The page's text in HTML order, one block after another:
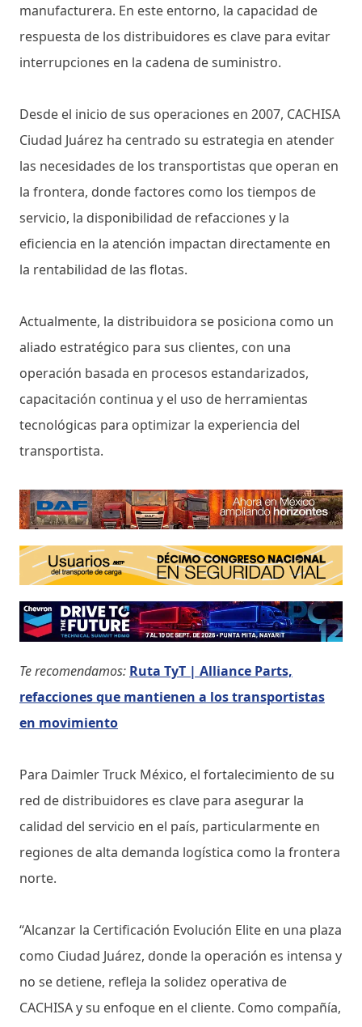
manufacturera. En este entorno, la capacidad de
respuesta de los distribuidores es clave para evitar
interrupciones en la cadena de suministro.
Desde el inicio de sus operaciones en 2007, CACHISA
Ciudad Juárez ha centrado su estrategia en atender
las necesidades de los transportistas que operan en
la frontera, donde factores como los tiempos de
servicio, la disponibilidad de refacciones y la
eficiencia en la atención impactan directamente en
la rentabilidad de las flotas.
Actualmente, la distribuidora se posiciona como un
aliado estratégico para sus clientes, con una
operación basada en procesos estandarizados,
capacitación continua y el uso de herramientas
tecnológicas para optimizar la experiencia del
transportista.
Te recomendamos: Ruta TyT | Alliance Parts,
refacciones que mantienen a los transportistas
en movimiento
Para Daimler Truck México, el fortalecimiento de su
red de distribuidores es clave para asegurar la
calidad del servicio en el país, particularmente en
regiones de alta demanda logística como la frontera
norte.
“Alcanzar la Certificación Evolución Elite en una plaza
como Ciudad Juárez, donde la operación es intensa y
no se detiene, refleja la solidez operativa de
CACHISA y su enfoque en el cliente. Como compañía,